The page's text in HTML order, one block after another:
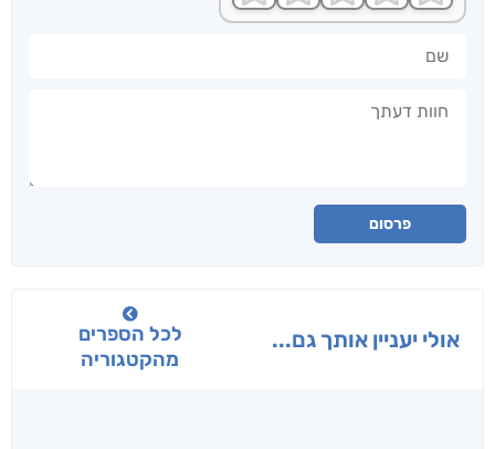
פרסום
אולי יעניין אותך גם...
לכל הספרים
מהקטגוריה